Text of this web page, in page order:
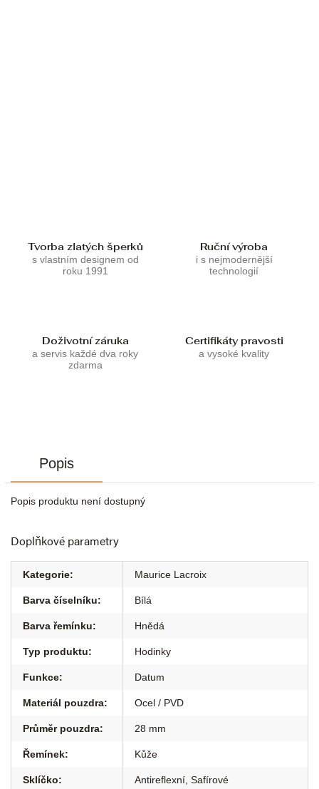
Tvorba zlatých šperků
s vlastním designem od
roku 1991
Ruční výroba
i s nejmodernější
technologií
Doživotní záruka
a servis každé dva roky
zdarma
Certifikáty pravosti
a vysoké kvality
Popis
Popis produktu není dostupný
Doplňkové parametry
Kategorie: Maurice Lacroix
Barva číselníku: Bílá
Barva řemínku: Hnědá
Typ produktu: Hodinky
Funkce: Datum
Materiál pouzdra: Ocel / PVD
Průměr pouzdra: 28 mm
Řemínek: Kůže
Sklíčko: Antireflexní Safírové